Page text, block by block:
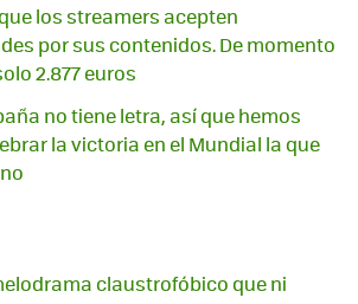
los streamers acepten
por sus contenidos. De momento
2.877 euros
no tiene letra, así que hemos
la victoria en el Mundial la que
claustrofóbico que ni